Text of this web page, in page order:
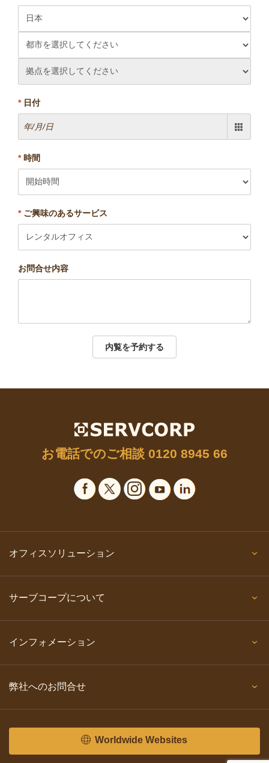
*日付
*時間
*ご興味のあるサービス
お問合せ内容
内覧を予約する
お電話でのご相談 0120 8945 66
オフィスソリューション
サーブコープについて
インフォメーション
弊社へのお問合せ
Worldwide Websites